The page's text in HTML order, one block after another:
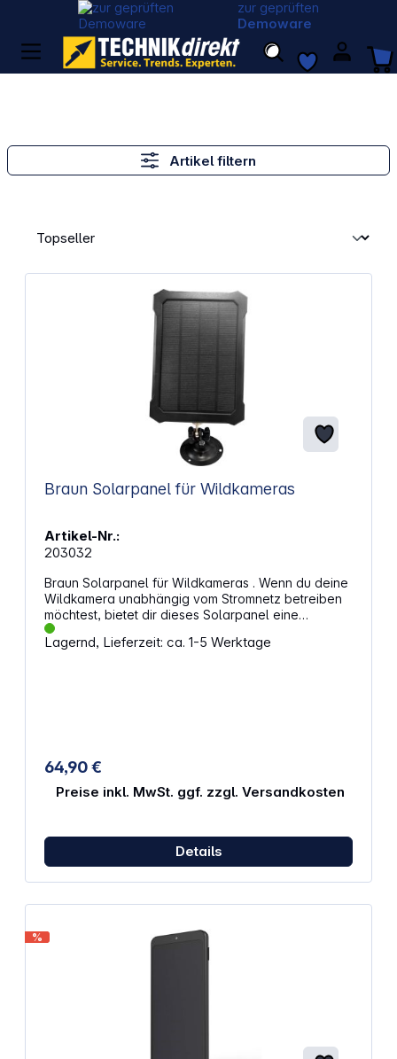
zur geprüften
Demoware
Artikel filtern
Braun Solarpanel für Wildkameras
Artikel-Nr.:
203032
Braun Solarpanel für Wildkameras . Wenn du deine
Wildkamera unabhängig vom Stromnetz betreiben
möchtest, bietet dir dieses Solarpanel eine
zuverlässige Lösung. Die integrierte Batterie sorgt
für eine kontinuierliche Energieversorgung, selbst
Solarpanel wandelt Sonnenlicht auch bei geringer
Helligkeit in nutzbare Energie um. Die integrierte
Lithiumbatterie mit 5200 Milliamperestunden wird
du ein Gerät anschließt, aktiviert sich das System
selbstständig. So bleibt deine Kamera auch bei
Regen oder Nebel einsatzbereit. Flexibel und
wetterfestDrei verschiedene Ausgangsspannungen
ermöglichen dir den Anschluss unterschiedlicher
gängigen Steckertypen. Das Gehäuse schützt vor
Staub und starkem Strahlwasser, während die
Temperatur- und Feuchtigkeitsresistenz den Einsatz
Lagernd, Lieferzeit: ca. 1-5 Werktage
64,90 €
Preise inkl. MwSt. ggf. zzgl. Versandkosten
Details
%